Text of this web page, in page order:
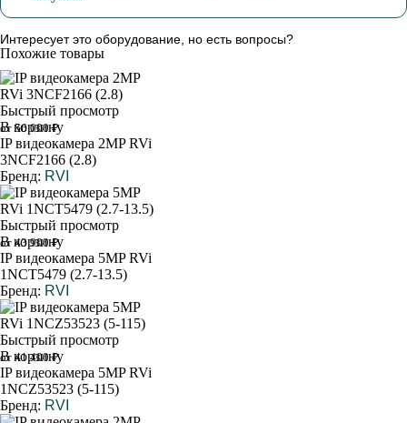
Интересует это оборудование, но есть вопросы?
Похожие товары
Быстрый просмотр
В корзину
от 56 000 ₽
IP видеокамера 2MP RVi
3NCF2166 (2.8)
Бренд: RVI
Быстрый просмотр
В корзину
от 43 900 ₽
IP видеокамера 5MP RVi
1NCT5479 (2.7-13.5)
Бренд: RVI
Быстрый просмотр
В корзину
от 41 400 ₽
IP видеокамера 5MP RVi
1NCZ53523 (5-115)
Бренд: RVI